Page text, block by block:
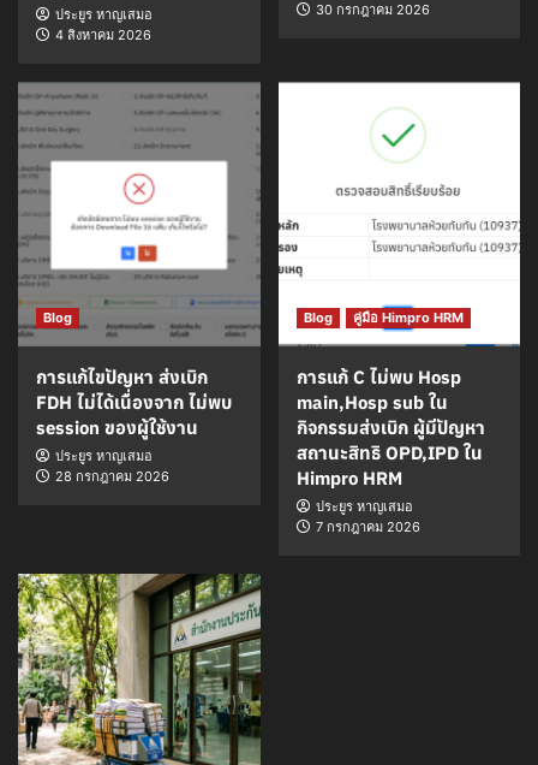
ประยูร หาญเสมอ
4 สิงหาคม 2026
30 กรกฎาคม 2026
Blog
การแก้ไขปัญหา ส่งเบิก
FDH ไม่ได้เนื่องจาก ไม่พบ
session ของผู้ใช้งาน
ประยูร หาญเสมอ
28 กรกฎาคม 2026
Blog คู่มือ Himpro HRM
การแก้ C ไม่พบ Hosp
main,Hosp sub ใน
กิจกรรมส่งเบิก ผู้มีปัญหา
สถานะสิทธิ OPD,IPD ใน
Himpro HRM
ประยูร หาญเสมอ
7 กรกฎาคม 2026